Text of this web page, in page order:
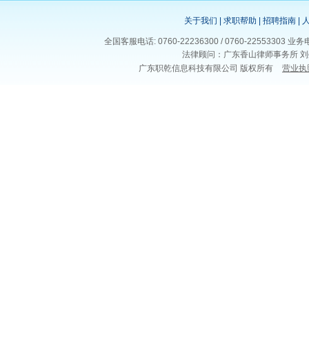
关于我们 求职帮助 招聘指南
全国客服电话: 0760-22236300 / 0760-22553303 业
法律顾问：广东香山律师事务所
广东职乾信息科技有限公司 版权所有
营业执